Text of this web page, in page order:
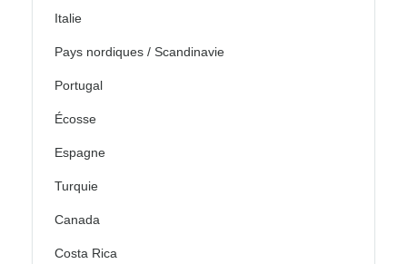
Italie
Pays nordiques / Scandinavie
Portugal
Écosse
Espagne
Turquie
Canada
Costa Rica